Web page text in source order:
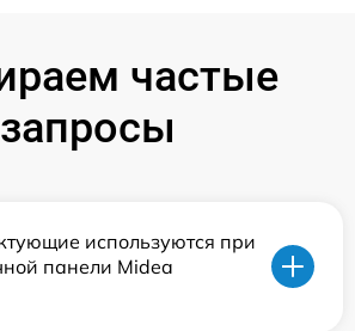
частые
запросы
используются при
панели Midea